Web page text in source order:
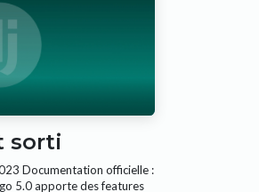
sorti
Documentation officielle :
5.0 apporte des features